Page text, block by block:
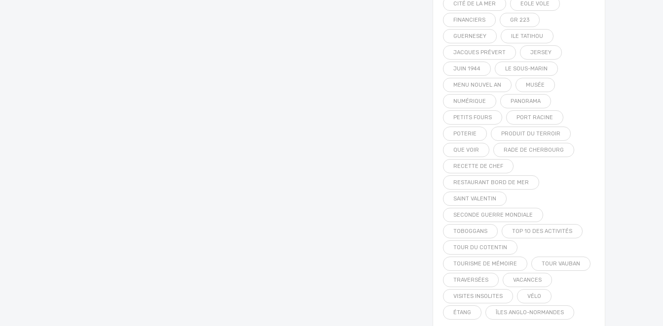
CITÉ DE LA MER EOLE VOLE
FINANCIERS GR 223
GUERNESEY ILE TATIHOU
JACQUES PRÉVERT JERSEY
JUIN 1944 LE SOUS-MARIN
MENU NOUVEL AN MUSÉE
NUMÉRIQUE PANORAMA
PETITS FOURS PORT RACINE
POTERIE PRODUIT DU TERROIR
QUE VOIR RADE DE CHERBOURG
RECETTE DE CHEF
RESTAURANT BORD DE MER
SAINT VALENTIN
SECONDE GUERRE MONDIALE
TOBOGGANS TOP 10 DES ACTIVITÉS
TOUR DU COTENTIN
TOURISME DE MÉMOIRE TOUR VAUBAN
TRAVERSÉES VACANCES
VISITES INSOLITES VÉLO
ÉTANG ÎLES ANGLO-NORMANDES